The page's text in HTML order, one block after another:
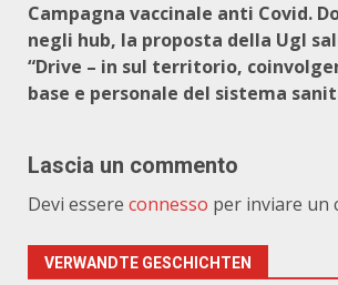
Campagna vaccinale anti Covid.
negli hub, la proposta della Ugl
“Drive – in sul territorio,
base e personale del sistema
Lascia un commento
Devi essere connesso per inviare un
VERWANDTE GESCHICHTEN